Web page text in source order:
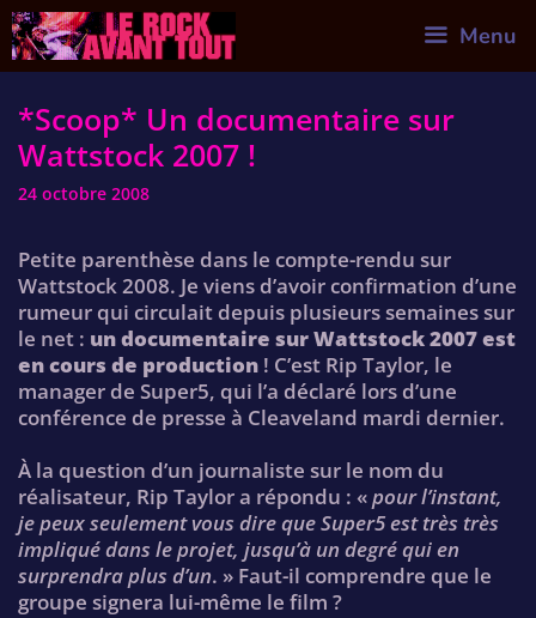
Skip
to
content
Menu
*Scoop* Un documentaire sur
Wattstock 2007 !
24 octobre 2008
Petite parenthèse dans le compte-rendu sur
Wattstock 2008. Je viens d’avoir confirmation d’une
rumeur qui circulait depuis plusieurs semaines sur
le net : un documentaire sur Wattstock 2007 est
en cours de production ! C’est Rip Taylor, le
manager de Super5, qui l’a déclaré lors d’une
conférence de presse à Cleaveland mardi dernier.
À la question d’un journaliste sur le nom du
réalisateur, Rip Taylor a répondu : «pour l’instant,
je peux seulement vous dire que Super5 est très très
impliqué dans le projet, jusqu’à un degré qui en
surprendra plus d’un. » Faut-il comprendre que le
groupe signera lui-même le film ?